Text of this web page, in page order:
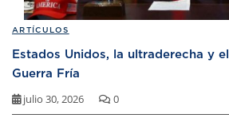
ARTÍCULOS
Estados Unidos, la ultraderecha y
Guerra Fría
julio 30, 2026 0